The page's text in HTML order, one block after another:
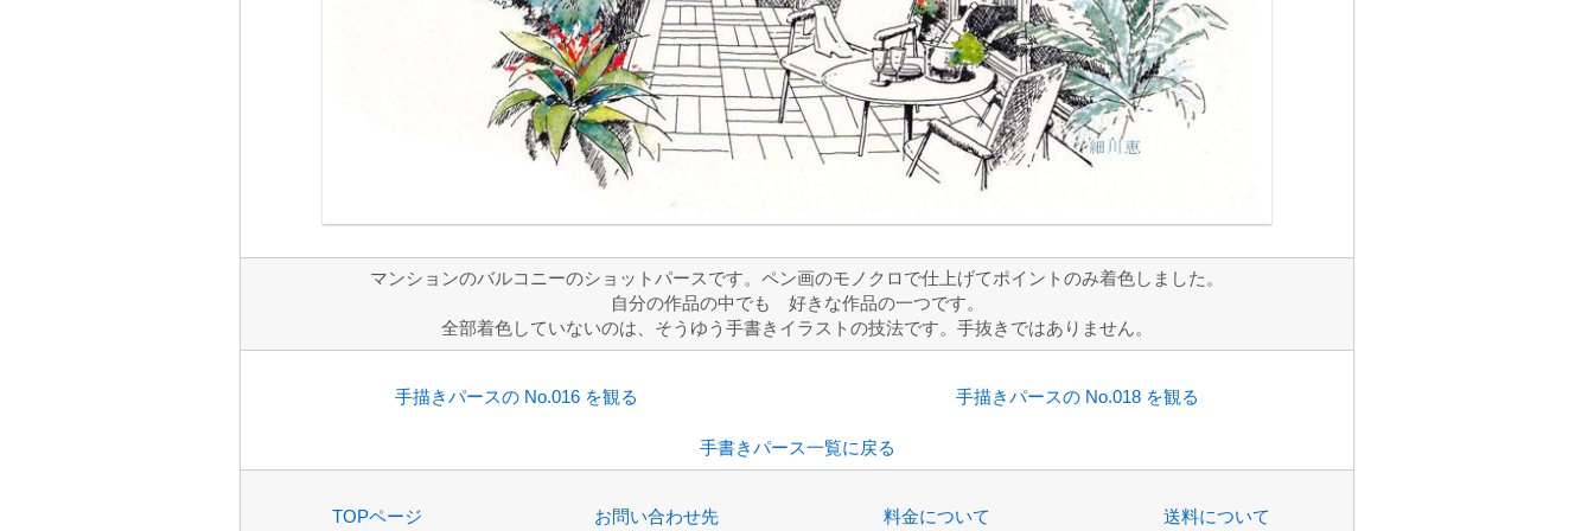
マンションのバルコニーのショットパースです。ペン画のモノクロで仕上げてポイントのみ着色しました。
自分の作品の中でも 好きな作品の一つです。
全部着色していないのは、そうゆう手書きイラストの技法です。手抜きではありません。
手描きパースの No.016 を観る 手描きパースの No.018 を観る
手書きパース一覧に戻る
TOPページ お問い合わせ先 料金について 送料について